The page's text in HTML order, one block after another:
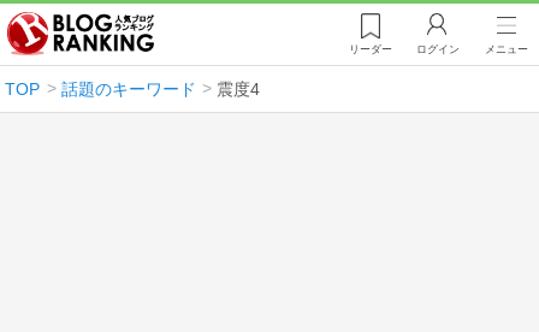
リーダー ログイン メニュー
TOP 話題のキーワード 震度4